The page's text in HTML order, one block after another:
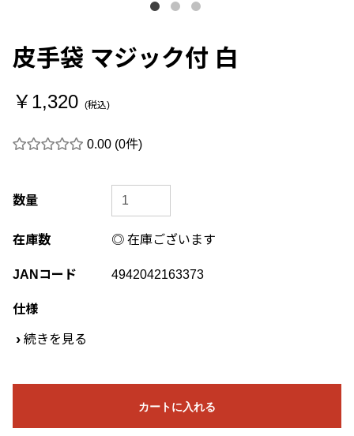
皮手袋 マジック付 白
￥1,320 (税込)
0.00 (0件)
数量
在庫数 ◎ 在庫ございます
JANコード 4942042163373
仕様
› 続きを見る
カートに入れる